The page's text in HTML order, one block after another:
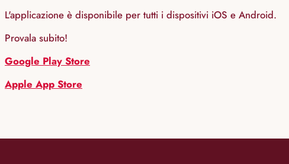
L'applicazione è disponibile per tutti i dispositivi iOS e Android.
Provala subito!
Google Play Store
Apple App Store